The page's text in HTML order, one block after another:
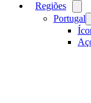
Regiões
Portugal